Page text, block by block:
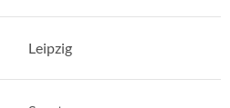
Leipzig